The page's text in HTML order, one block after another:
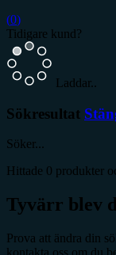
(0)
Tidigare kund?
Laddar..
Sökresultat
Söker...
Hittade 0 produkter
Tyvärr blev
Prova att ändra din